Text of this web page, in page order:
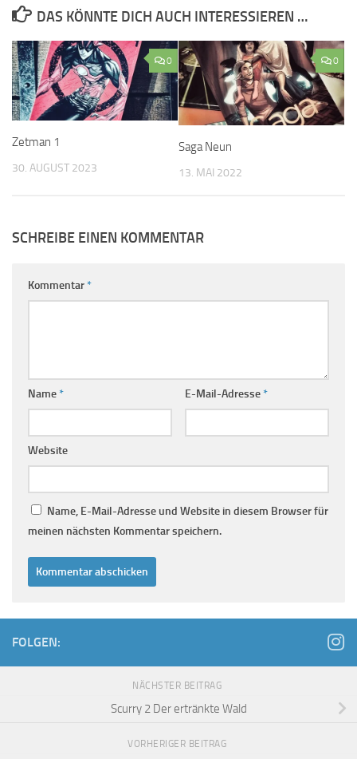
DAS KÖNNTE DICH AUCH INTERESSIEREN …
0
Zetman 1
30. AUGUST 2023
0
Saga Neun
13. MAI 2022
SCHREIBE EINEN KOMMENTAR
Kommentar*
Name* E-Mail-Adresse*
Website
Name, E-Mail-Adresse und Website in diesem Browser für
meinen nächsten Kommentar speichern.
FOLGEN:
NÄCHSTER BEITRAG
Scurry 2 Der ertränkte Wald
VORHERIGER BEITRAG